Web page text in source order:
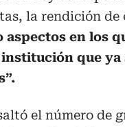
la rendición de
aspectos en los
que ya
el número de